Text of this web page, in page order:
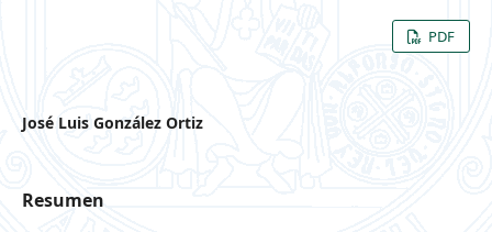
PDF
José Luis González Ortiz
Resumen